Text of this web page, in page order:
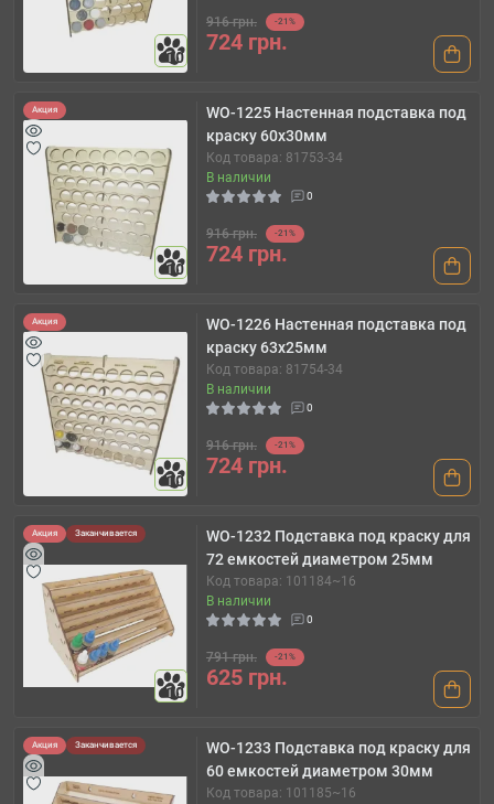
10
916 грн. -21%
724 грн.
Акция
10
WO-1225 Настенная подставка под
краску 60x30мм
Код товара: 81753-34
В наличии
0
916 грн. -21%
724 грн.
Акция
10
WO-1226 Настенная подставка под
краску 63x25мм
Код товара: 81754-34
В наличии
0
916 грн. -21%
724 грн.
Акция Заканчивается
10
WO-1232 Подставка под краску для
72 емкостей диаметром 25мм
Код товара: 101184~16
В наличии
0
791 грн. -21%
625 грн.
Акция Заканчивается
WO-1233 Подставка под краску для
60 емкостей диаметром 30мм
Код товара: 101185~16